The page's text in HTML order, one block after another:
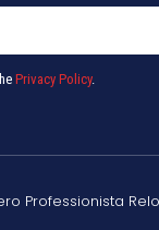
Privacy Policy.
Professionista